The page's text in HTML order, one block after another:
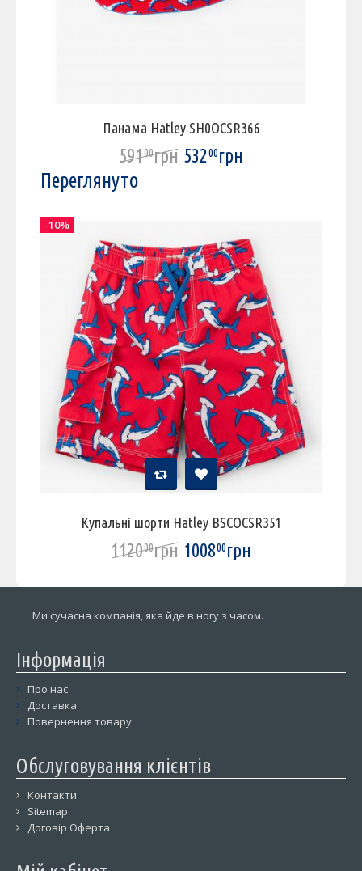
Панама Hatley SH0OCSR366
59100грн 53200грн
Переглянуто
Купальні шорти Hatley BSCOCSR351
112000грн 100800грн
-10%
Ми сучасна компанія, яка йде в ногу з часом.
Інформація
Про нас
Доставка
Повернення товару
Обслуговування клієнтів
Контакти
Sitemap
Договір Оферта